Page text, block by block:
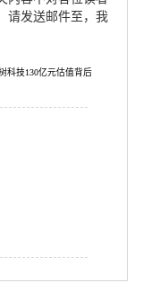
请发送邮件至，我
科技130亿元估值背后